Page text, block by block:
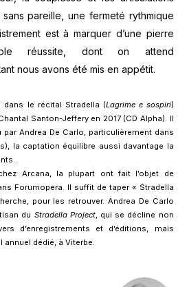
pareille, une fermeté rythmique
est à marquer d’une pierre
réussite, dont on attend
nous avons été mis en appétit.
dans le récital Stradella (Lagrime e sospiri)
Santon-Jeffery en 2017 (CD Alpha). Il
Andrea De Carlo, particulièrement dans
la captation équilibre aussi davantage la
Arcana, la plupart ont fait l’objet de
Forumopera. Il suffit de taper « Stradella
pour les retrouver. Andrea De Carlo
du Stradella Project, qui se décline non
d’enregistrements et d’éditions, mais
annuel dédié, à Viterbe.